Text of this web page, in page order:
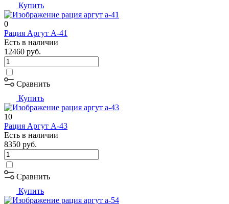
Купить
0
Рация Аргут А-41
Есть в наличии
12460 руб.
Сравнить
Купить
10
Рация Аргут А-43
Есть в наличии
8350 руб.
Сравнить
Купить